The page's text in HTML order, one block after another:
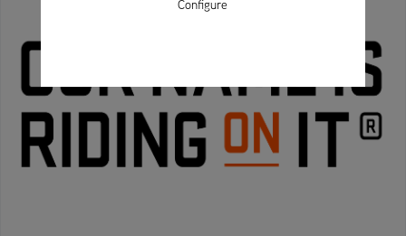
Configure